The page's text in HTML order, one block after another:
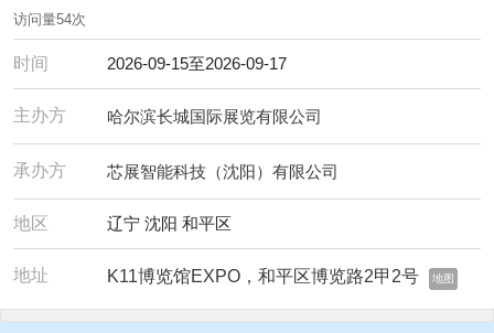
访问量54次
时间 2026-09-15至2026-09-17
主办方 哈尔滨长城国际展览有限公司
承办方 芯展智能科技（沈阳）有限公司
地区 辽宁 沈阳 和平区
地址 K11博览馆EXPO，和平区博览路2甲2号 地图